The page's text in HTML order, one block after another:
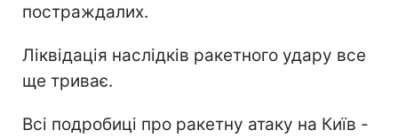
постраждалих.
Ліквідація наслідків ракетного удару все
ще триває.
Всі подробиці про ракетну атаку на Київ -